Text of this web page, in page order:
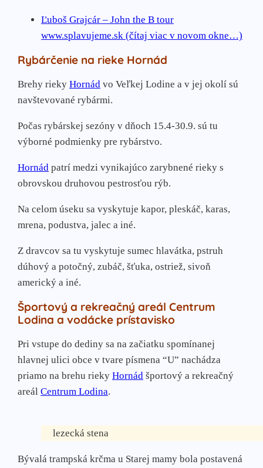
Ľuboš Grajcár – John the B tour
www.splavujeme.sk (čítaj viac v novom okne…)
Rybárčenie na rieke Hornád
Brehy rieky Hornád vo Veľkej Lodine a v jej okolí sú
navštevované rybármi.
Počas rybárskej sezóny v dňoch 15.4-30.9. sú tu
výborné podmienky pre rybárstvo.
Hornád patrí medzi vynikajúco zarybnené rieky s
obrovskou druhovou pestrosťou rýb.
Na celom úseku sa vyskytuje kapor, pleskáč, karas,
mrena, podustva, jalec a iné.
Z dravcov sa tu vyskytuje sumec hlavátka, pstruh
dúhový a potočný, zubáč, šťuka, ostriež, sivoň
americký a iné.
Športový a rekreačný areál Centrum
Lodina a vodácke prístavisko
Pri vstupe do dediny sa na začiatku spomínanej
hlavnej ulici obce v tvare písmena “U” nachádza
priamo na brehu rieky Hornád športový a rekreačný
areál Centrum Lodina.
lezecká stena
Bývalá trampská krčma u Starej mamy bola postavená